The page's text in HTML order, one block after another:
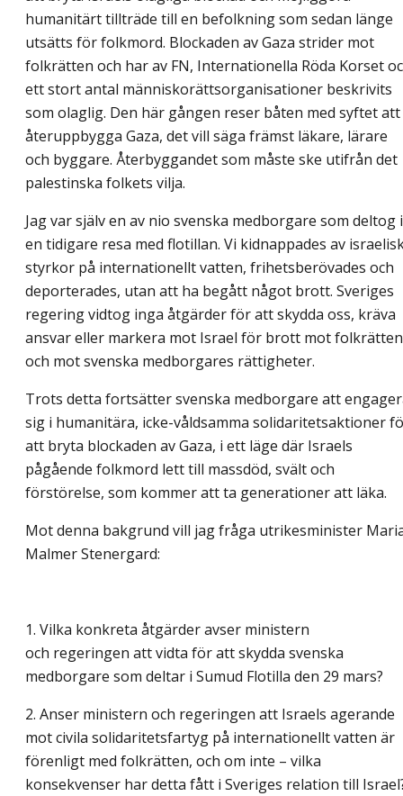
humanitärt tillträde till en befolkning som sedan länge
utsätts för folkmord. Blockaden av Gaza strider mot
folkrätten och har av FN, Internationella Röda Korset
ett stort antal människorättsorganisationer beskrivits
som olaglig. Den här gången reser båten med syftet att
återuppbygga Gaza, det vill säga främst läkare, lärare
och byggare. Återbyggandet som måste ske utifrån det
palestinska folkets vilja.
Jag var själv en av nio svenska medborgare som deltog i
en tidigare resa med flotillan. Vi kidnappades av
styrkor på internationellt vatten, frihetsberövades och
deporterades, utan att ha begått något brott. Sveriges
regering vidtog inga åtgärder för att skydda oss, kräva
ansvar eller markera mot Israel för brott mot folkrätten
och mot svenska medborgares rättigheter.
Trots detta fortsätter svenska medborgare att
sig i humanitära, icke-våldsamma solidaritetsaktioner
att bryta blockaden av Gaza, i ett läge där Israels
pågående folkmord lett till massdöd, svält och
förstörelse, som kommer att ta generationer att läka.
Mot denna bakgrund vill jag fråga utrikesminister
Malmer Stenergard:
1. Vilka konkreta åtgärder avser ministern
och regeringen att vidta för att skydda svenska
medborgare som deltar i Sumud Flotilla den 29 mars?
2. Anser ministern och regeringen att Israels agerande
mot civila solidaritetsfartyg på internationellt vatten är
förenligt med folkrätten, och om inte – vilka
konsekvenser har detta fått i Sveriges relation till